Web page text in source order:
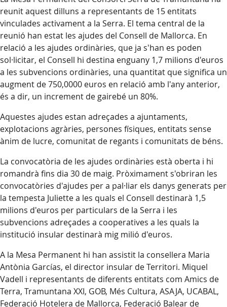
reunit aquest dilluns a representants de 15 entitats
vinculades activament a la Serra. El tema central de la
reunió han estat les ajudes del Consell de Mallorca. En
relació a les ajudes ordinàries, que ja s'han es poden
sol·licitar, el Consell hi destina enguany 1,7 milions d'euros
a les subvencions ordinàries, una quantitat que significa un
augment de 750,0000 euros en relació amb l'any anterior,
és a dir, un increment de gairebé un 80%.
Aquestes ajudes estan adreçades a ajuntaments,
explotacions agràries, persones físiques, entitats sense
ànim de lucre, comunitat de regants i comunitats de béns.
La convocatòria de les ajudes ordinàries està oberta i hi
romandrà fins dia 30 de maig. Pròximament s'obriran les
convocatòries d'ajudes per a pal·liar els danys generats per
la tempesta Juliette a les quals el Consell destinarà 1,5
milions d'euros per particulars de la Serra i les
subvencions adreçades a cooperatives a les quals la
institució insular destinarà mig milió d'euros.
A la Mesa Permanent hi han assistit la consellera Maria
Antònia Garcías, el director insular de Territori. Miquel
Vadell i representants de diferents entitats com Amics de
Terra, Tramuntana XXI, GOB, Més Cultura, ASAJA, UCABAL,
Federació Hotelera de Mallorca, Federació Balear de